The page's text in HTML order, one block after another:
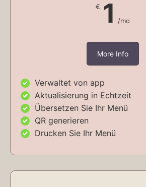
€ 1 /mo
More Info
Verwaltet von app
Aktualisierung in Echtzeit
Übersetzen Sie Ihr Menü
QR generieren
Drucken Sie Ihr Menü